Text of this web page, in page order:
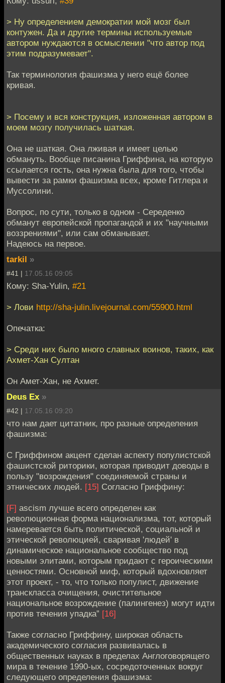
> Ну определением демократии мой мозг был
контужен. Да и другие термины используемые
автором нуждаются в осмыслении "что автор под
этим подразумевает".
Так терминология фашизма у него ещё более
кривая.
> Посему и вся конструкция, изложенная автором в
моем мозгу получилась шаткая.
Она не шаткая. Она лживая и имеет целью
обмануть. Вообще писанина Гриффина, на которую
ссылается гость, она нужна была для того, чтобы
вывести за рамки фашизма всех, кроме Гитлера и
Муссолини.
Вопрос, по сути, только в одном - Середенко
обманут европейской пропагандой и их "научными
воззрениями", или сам обманывает.
Надеюсь на первое.
tarkil »
#41 | 17.05.16 09:05
Кому: Sha-Yulin, #21
> Лови http://sha-julin.livejournal.com/55900.html
Опечатка:
> Среди них было много славных воинов, таких, как
Ахмет-Хан Султан
Он Амет-Хан, не Ахмет.
Deus Ex »
#42 | 17.05.16 09:20
что нам дает цитатник, про разные определения
фашизма:
С Гриффином акцент сделан аспекту популистской
фашистской риторики, которая приводит доводы в
пользу "возрождения" соединяемой страны и
этнических людей. [15] Согласно Гриффину:
[F] ascism лучше всего определен как
революционная форма национализма, тот, который
намеревается быть политической, социальной и
этической революцией, сваривая 'людей' в
динамическое национальное сообщество под
новыми элитами, которым придают с героическими
ценностями. Основной миф, который вдохновляет
этот проект, - то, что только популист, движение
транскласса очищения, очистительное
национальное возрождение (палингенез) могут идти
против течения упадка” [16]
Также согласно Гриффину, широкая область
академического согласия развивалась в
общественных науках в пределах Англоговорящего
мира в течение 1990-ых, сосредоточенных вокруг
следующего определения фашизма: